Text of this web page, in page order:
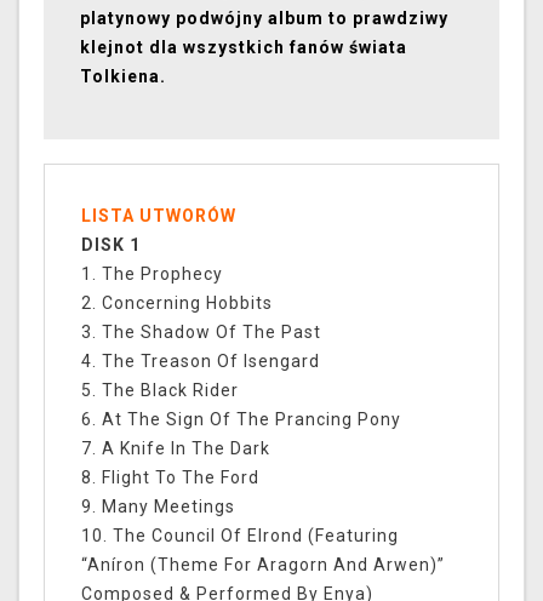
platynowy podwójny album to prawdziwy
klejnot dla wszystkich fanów świata
Tolkiena.
LISTA UTWORÓW
DISK 1
1. The Prophecy
2. Concerning Hobbits
3. The Shadow Of The Past
4. The Treason Of Isengard
5. The Black Rider
6. At The Sign Of The Prancing Pony
7. A Knife In The Dark
8. Flight To The Ford
9. Many Meetings
10. The Council Of Elrond (Featuring
“Aníron (Theme For Aragorn And Arwen)”
Composed & Performed By Enya)